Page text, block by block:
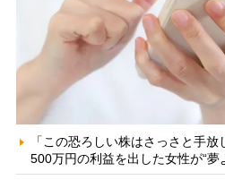
「この恐ろしい株はさっさと手
500万円の利益を出した女性が“夢